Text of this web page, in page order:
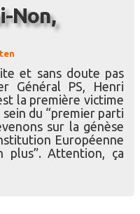
et sans doute pas
Général PS, Henri
la première victime
du “premier parti
sur la génèse
Européenne
plus”. Attention, ça